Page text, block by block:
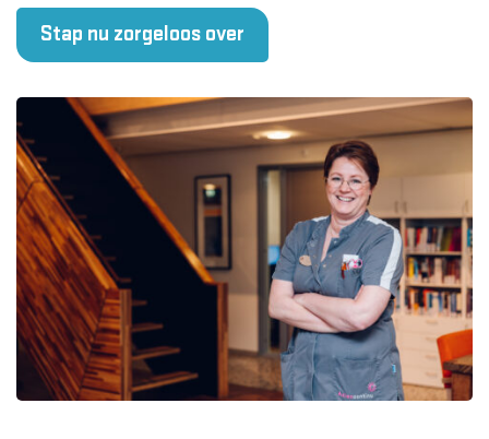
Stap nu zorgeloos over